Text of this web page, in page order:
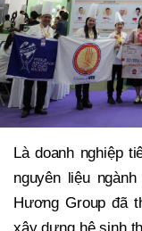
Là doanh nghiệp
nguyên liệu
Hương Group đã